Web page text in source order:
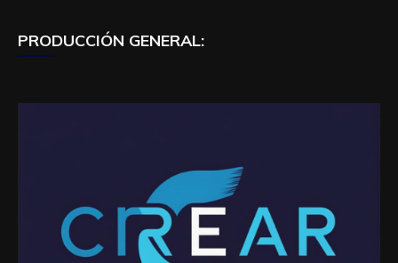
PRODUCCIÓN GENERAL: